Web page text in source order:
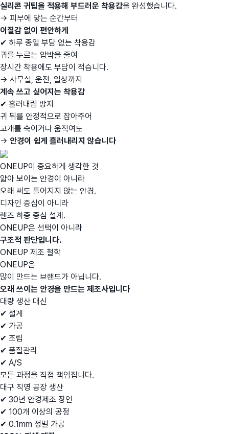
실리콘 귀팁을 적용해 부드러운 착용감을 완성했습니다.
→ 피부에 닿는 순간부터
이질감 없이 편안하게
✔ 하루 종일 부담 없는 착용감
귀를 누르는 압박을 줄여
장시간 착용에도 부담이 적습니다.
→ 사무실, 운전, 일상까지
계속 쓰고 싶어지는 착용감
✔ 흘러내림 방지
귀 뒤를 안정적으로 잡아주어
고개를 숙이거나 움직여도
→ 안경이 쉽게 흘러내리지 않습니다
ONEUP이 중요하게 생각한 것
얇아 보이는 안경이 아니라
오래 써도 틀어지지 않는 안경.
디자인 중심이 아니라
렌즈 하중 중심 설계.
ONEUP은 선택이 아니라
구조적 판단입니다.
ONEUP 제조 철학
ONEUP은
많이 만드는 브랜드가 아닙니다.
오래 쓰이는 안경을 만드는 제조사입니다
대량 생산 대신
✔ 설계
✔ 가공
✔ 조립
✔ 품질관리
✔ A/S
모든 과정을 직접 책임집니다.
대구 직영 공장 생산
✔ 30년 안경제조 장인
✔ 100개 이상의 공정
✔ 0.1mm 정밀 가공